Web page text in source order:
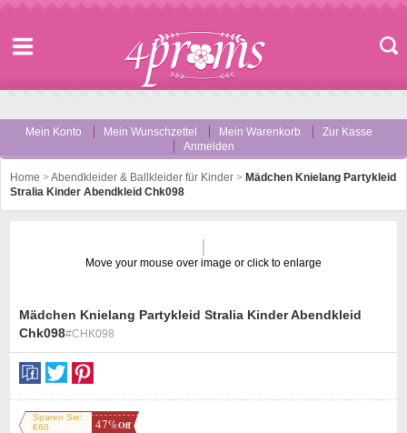
Mein Konto Mein Wunschzettel Mein Warenkorb
Zur Kasse
Anmelden
Home >Abendkleider & Ballkleider für Kinder > Mädchen Knielang Partykleid
Stralia Kinder Abendkleid Chk098
Mädchen Knielang Partykleid Stralia Kinder Abendkleid
Chk098#CHK098
Sparen Sie:
€60
47%Off
Move your mouse over image or click to enlarge